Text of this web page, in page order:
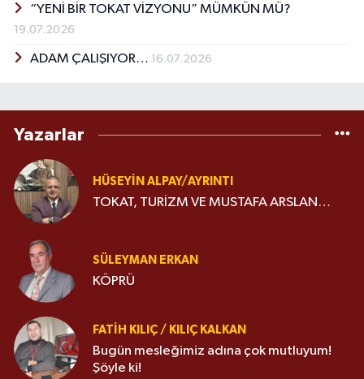
“YENİ BİR TOKAT VİZYONU” MÜMKÜN MÜ?
19.07.2026
ADAM ÇALIŞIYOR… 16.07.2026
Yazarlar
HÜSEYIN ALPAY/AYRINTI
TOKAT, TURİZM VE MUSTAFA ARSLAN…
SÜLEYMAN ERKAN
KÖPRÜ
FATIH KILIÇ / KILIÇ KALKAN
Bugün mesleğimiz adına çok mutluyum!
Şöyle ki!